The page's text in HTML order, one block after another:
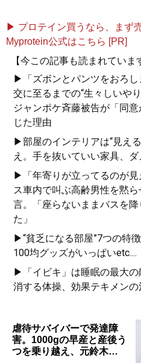
▶ プロテイン買うなら、まず
Myprotein公式はこちら [PR]
【今この記事も読まれていま
▶「ズボンとパンツをおろし
交に至るまでの“生々しいや
ジャンポケ斉藤被告が「同
じた理由
▶部屋のインテリアは“見え
え。手を抜いていい家具、
▶「年寄りが立ってるのが
ス車内で叫ぶ高齢男性を黙
言。「座らないままバスを降
た」
▶“貧乏になる部屋”7つの特徴
100均グッズがいっぱいetc....
▶「イビキ」は睡眠の最大の
消する体操、効果テキメン
虐待サバイバーで発達障
害。1000gの早産と産後う
つを乗り越え、元鈴木…